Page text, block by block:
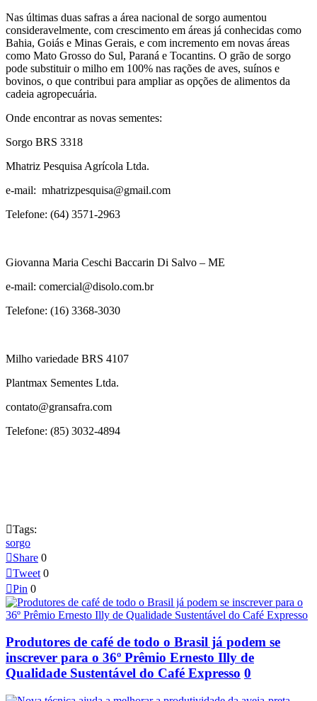
Nas últimas duas safras a área nacional de sorgo aumentou
consideravelmente, com crescimento em áreas já conhecidas como
Bahia, Goiás e Minas Gerais, e com incremento em novas áreas
como Mato Grosso do Sul, Paraná e Tocantins. O grão de sorgo
pode substituir o milho em 100% nas rações de aves, suínos e
bovinos, o que contribui para ampliar as opções de alimentos da
cadeia agropecuária.
Onde encontrar as novas sementes:
Sorgo BRS 3318
Mhatriz Pesquisa Agrícola Ltda.
e-mail: mhatrizpesquisa@gmail.com
Telefone: (64) 3571-2963
Giovanna Maria Ceschi Baccarin Di Salvo – ME
e-mail: comercial@disolo.com.br
Telefone: (16) 3368-3030
Milho variedade BRS 4107
Plantmax Sementes Ltda.
contato@gransafra.com
Telefone: (85) 3032-4894
Tags:
sorgo
Share 0
Tweet 0
Pin 0
Produtores de café de todo o Brasil já podem se
inscrever para o 36º Prêmio Ernesto Illy de
Qualidade Sustentável do Café Expresso 0